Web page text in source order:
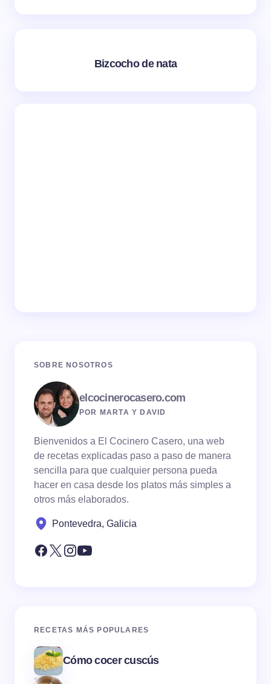
Bizcocho de nata
SOBRE NOSOTROS
elcocinerocasero.com
POR MARTA Y DAVID
Bienvenidos a El Cocinero Casero, una web
de recetas explicadas paso a paso de manera
sencilla para que cualquier persona pueda
hacer en casa desde los platos más simples a
otros más elaborados.
Pontevedra, Galicia
RECETAS MÁS POPULARES
Cómo cocer cuscús